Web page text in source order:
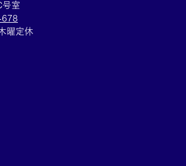
室
曜定休